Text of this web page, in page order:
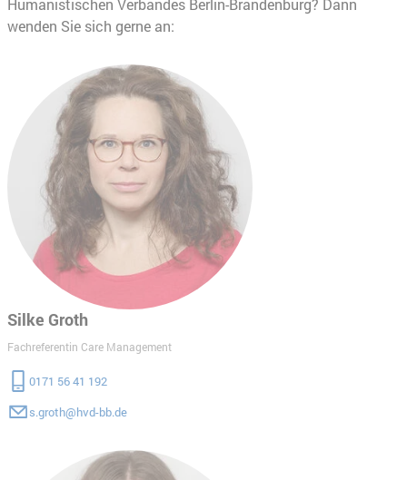
wenden Sie sich gerne an:
Silke Groth
Fachreferentin Care Management
0171 56 41 192
s.groth@hvd-bb.de